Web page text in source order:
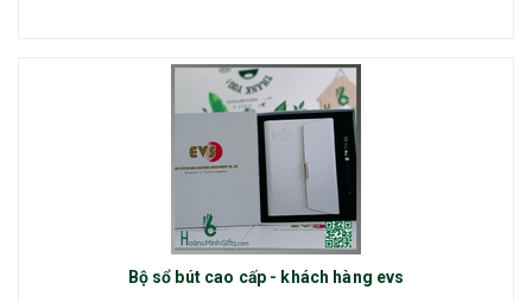
Bộ sổ bút cao cấp - khách hàng evs